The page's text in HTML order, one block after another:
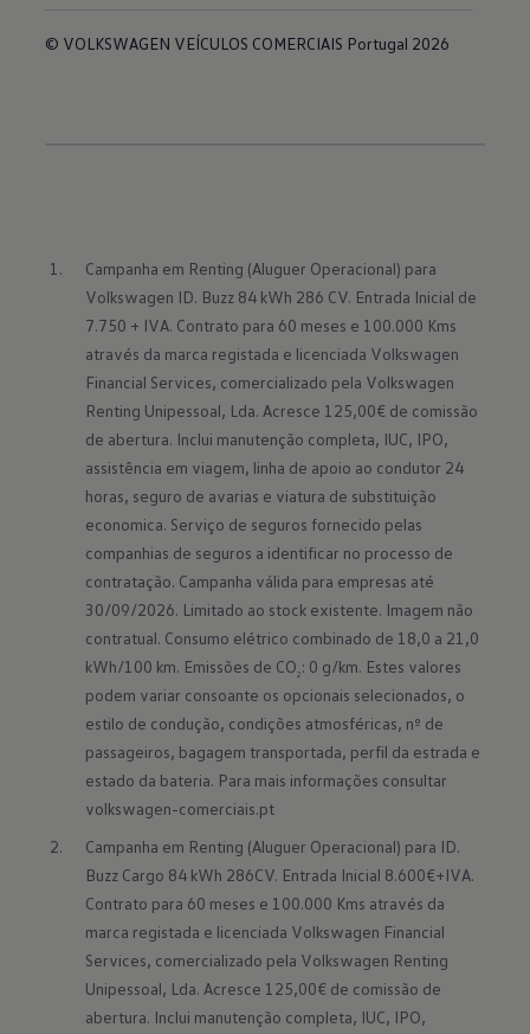
© VOLKSWAGEN VEÍCULOS COMERCIAIS Portugal 2026
Campanha em Renting (Aluguer Operacional) para
Volkswagen ID. Buzz 84 kWh 286 CV. Entrada Inicial de
7.750 + IVA. Contrato para 60 meses e 100.000 Kms
através da marca registada e licenciada Volkswagen
Financial Services, comercializado pela Volkswagen
Renting Unipessoal, Lda. Acresce 125,00€ de comissão
de abertura. Inclui manutenção completa, IUC, IPO,
assistência em viagem, linha de apoio ao condutor 24
horas, seguro de avarias e viatura de substituição
economica. Serviço de seguros fornecido pelas
companhias de seguros a identificar no processo de
contratação. Campanha válida para empresas até
30/09/2026. Limitado ao stock existente. Imagem não
contratual. Consumo elétrico combinado de 18,0 a 21,0
kWh/100 km. Emissões de CO2 : 0 g/km. Estes valores
podem variar consoante os opcionais selecionados, o
estilo de condução, condições atmosféricas, nº de
passageiros, bagagem transportada, perfil da estrada e
estado da bateria. Para mais informações consultar
volkswagen-comerciais.pt
Campanha em Renting (Aluguer Operacional) para ID.
Buzz Cargo 84 kWh 286CV. Entrada Inicial 8.600€+IVA.
Contrato para 60 meses e 100.000 Kms através da
marca registada e licenciada Volkswagen Financial
Services, comercializado pela Volkswagen Renting
Unipessoal, Lda. Acresce 125,00€ de comissão de
abertura. Inclui manutenção completa, IUC, IPO,